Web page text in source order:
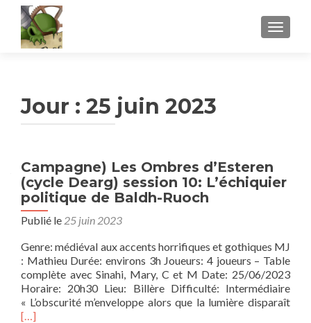
Jour : 25 juin 2023
Campagne) Les Ombres d’Esteren
(cycle Dearg) session 10: L’échiquier
politique de Baldh-Ruoch
Publié le 25 juin 2023
Genre: médiéval aux accents horrifiques et gothiques MJ
: Mathieu Durée: environs 3h Joueurs: 4 joueurs – Table
complète avec Sinahi, Mary, C et M Date: 25/06/2023
Horaire: 20h30 Lieu: Billère Difficulté: Intermédiaire
« L’obscurité m’enveloppe alors que la lumière disparaîtEn
[…]